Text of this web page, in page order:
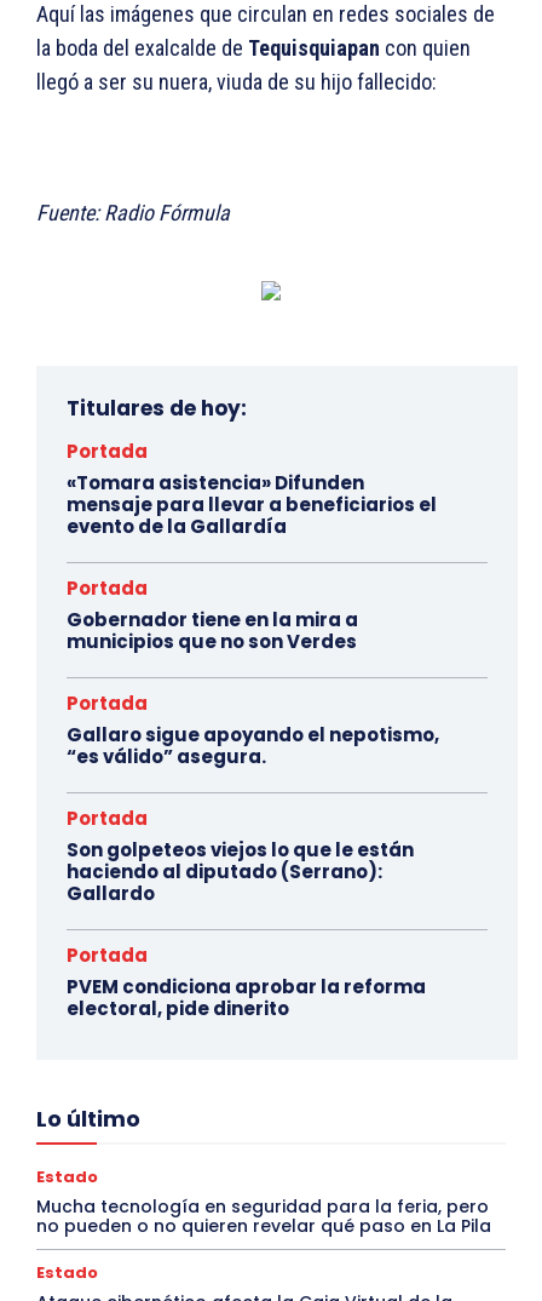
Aquí las imágenes que circulan en redes sociales de
la boda del exalcalde de Tequisquiapan con quien
llegó a ser su nuera, viuda de su hijo fallecido:
Fuente: Radio Fórmula
Titulares de hoy:
Portada
«Tomara asistencia» Difunden
mensaje para llevar a beneficiarios el
evento de la Gallardía
Portada
Gobernador tiene en la mira a
municipios que no son Verdes
Portada
Gallaro sigue apoyando el nepotismo,
“es válido” asegura.
Portada
Son golpeteos viejos lo que le están
haciendo al diputado (Serrano):
Gallardo
Portada
PVEM condiciona aprobar la reforma
electoral, pide dinerito
Lo último
Estado
Mucha tecnología en seguridad para la feria, pero
no pueden o no quieren revelar qué paso en La Pila
Estado